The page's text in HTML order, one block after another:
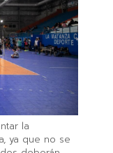
la
ya que no se